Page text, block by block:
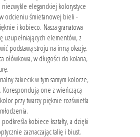
niezwykle eleganckiej kolorystyce
w odcieniu śmietanowej bieli -
i kobieco. Nasza granatowa
uzupełniających elementów, z
podstawą stroju na inną okazję.
ołówkowa, w długości do kolana,
żakiecik w tym samym kolorze,
one z wieńczącą
przy twarzy pięknie rozświetla
kobiece kształty, a dzięki
zaznaczając talię i biust.